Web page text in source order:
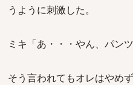
うように刺激した。
ミキ「あ・・・やん、パン
そう言われてもオレはやめ